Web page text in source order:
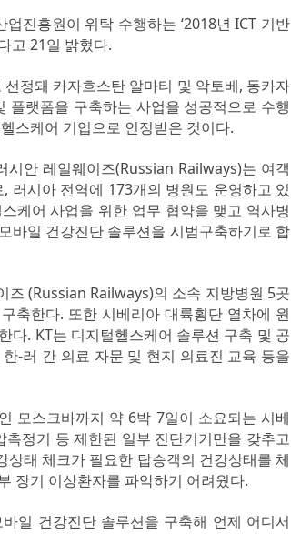
진흥원이 위탁 수행하는 ‘2018년 ICT 기반
고 21일 밝혔다.
정돼 카자흐스탄 알마티 및 악토베, 동카자
플랫폼을 구축하는 사업을 성공적으로 수행
스케어 기업으로 인정받은 것이다.
안 레일웨이즈(Russian Railways)는 여객
러시아 전역에 173개의 병원도 운영하고 있
케어 사업을 위한 업무 협약을 맺고 역사병
바일 건강진단 솔루션을 시범구축하기로 합
즈 (Russian Railways)의 소속 지방병원 5곳
축한다. 또한 시베리아 대륙횡단 열차에 원
다. KT는 디지털헬스케어 솔루션 구축 및 공
-러 간 의료 자문 및 현지 의료진 교육 등을
모스크바까지 약 6박 7일이 소요되는 시베
정기 등 제한된 일부 진단기기만을 갖추고
태 체크가 필요한 탑승객의 건강상태를 체
장기 이상환자를 파악하기 어려웠다.
일 건강진단 솔루션을 구축해 언제 어디서